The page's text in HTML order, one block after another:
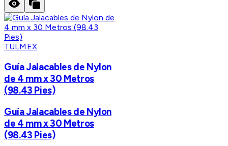
TULMEX
Guía Jalacables de Nylon
de 4 mm x 30 Metros
(98.43 Pies)
Guía Jalacables de Nylon
de 4 mm x 30 Metros
(98.43 Pies)